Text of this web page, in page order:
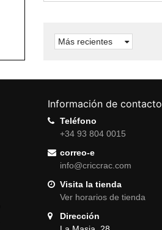
Más recientes
Información de contacto
Teléfono
+34 93 804 0015
correo-e
info@criccrac.com
Visita la tienda
Ver horarios de tienda
Dirección